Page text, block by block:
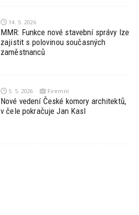
14. 5. 2026
MMR: Funkce nové stavební správy lze
zajistit s polovinou současných
zaměstnanců
5. 5. 2026 Firemní
Nové vedení České komory architektů,
v čele pokračuje Jan Kasl